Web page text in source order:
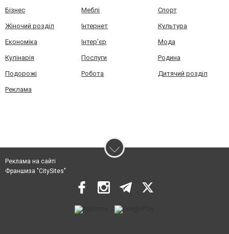
Бізнес Меблі Спорт
Жіночий розділ Інтернет Культура
Економіка Інтер'єр Мода
Кулінарія Послуги Родина
Подорожі Робота Дитячий розділ
Реклама
Реклама на сайті
Франшиза "CitySites"